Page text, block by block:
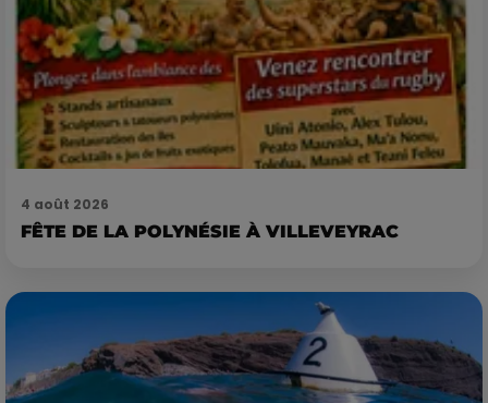
4 août 2026
FÊTE DE LA POLYNÉSIE À VILLEVEYRAC